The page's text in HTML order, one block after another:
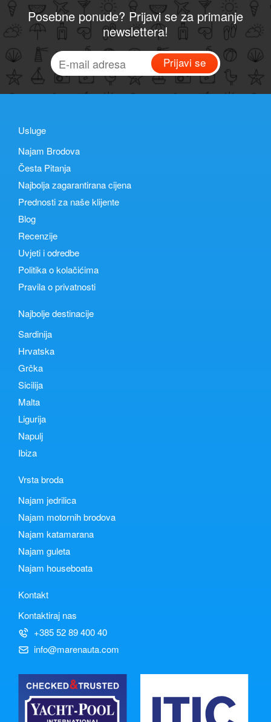
Posebne ponude? Prijavi se za primanje
newslettera!
Prijavi se
Usluge
Najam Brodova
Česta Pitanja
Najbolja zagarantirana cijena
Prednosti za naše klijente
Blog
Recenzije
Uvjeti i odredbe
Politika o kolačićima
Pravila o privatnosti
Najbolje destinacije
Sardinija
Hrvatska
Grčka
Sicilija
Malta
Ligurija
Napulj
Ibiza
Vrsta broda
Najam jedrilica
Najam motornih brodova
Najam katamarana
Najam guleta
Najam houseboata
Kontakt
Kontaktiraj nas
+385 52 89 400 40
info@marenauta.com